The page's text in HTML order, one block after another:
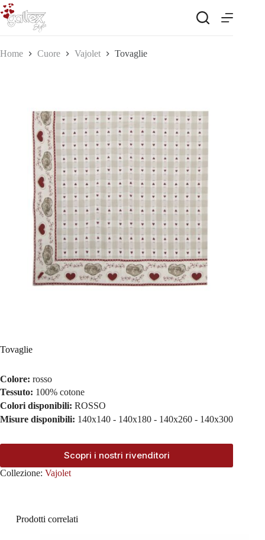
Salta
al
contenuto
Home Cuore Vajolet Tovaglie
Tovaglie
Colore: rosso
Tessuto: 100% cotone
Colori disponibili: ROSSO
Misure disponibili: 140x140 - 140x180 - 140x260 - 140x300
Scopri i nostri rivenditori
Collezione: Vajolet
Prodotti correlati